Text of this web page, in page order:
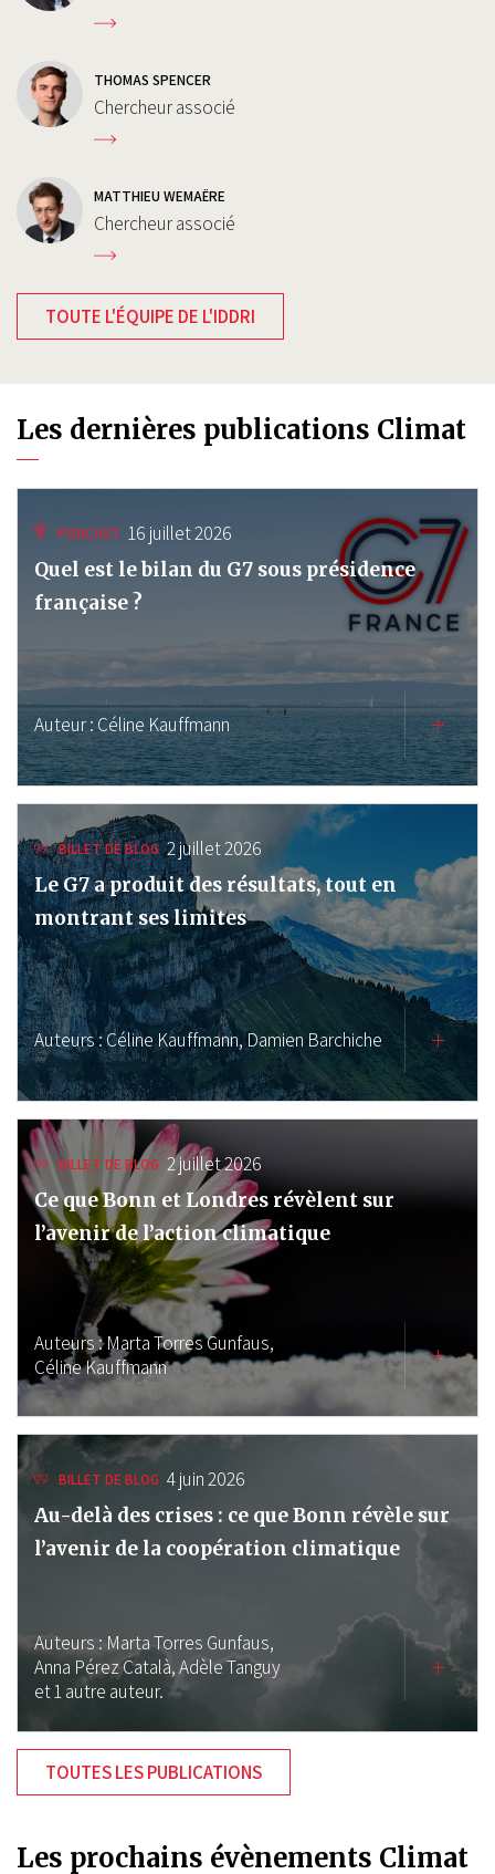
THOMAS SPENCER
Chercheur associé
MATTHIEU WEMAËRE
Chercheur associé
TOUTE L'ÉQUIPE DE L'IDDRI
Les dernières publications Climat
PODCAST 16 juillet 2026
Quel est le bilan du G7 sous présidence
française ?
Auteur :Céline Kauffmann
BILLET DE BLOG 2 juillet 2026
Le G7 a produit des résultats, tout en
montrant ses limites
Auteurs :Céline Kauffmann, Damien Barchiche
BILLET DE BLOG 2 juillet 2026
Ce que Bonn et Londres révèlent sur
l’avenir de l’action climatique
Auteurs :Marta Torres Gunfaus,
Céline Kauffmann
BILLET DE BLOG 4 juin 2026
Au-delà des crises : ce que Bonn révèle sur
l’avenir de la coopération climatique
Auteurs : Marta Torres Gunfaus,
Anna Pérez Català,Adèle Tanguy
et 1 autre auteur.
TOUTES LES PUBLICATIONS
Les prochains évènements Climat